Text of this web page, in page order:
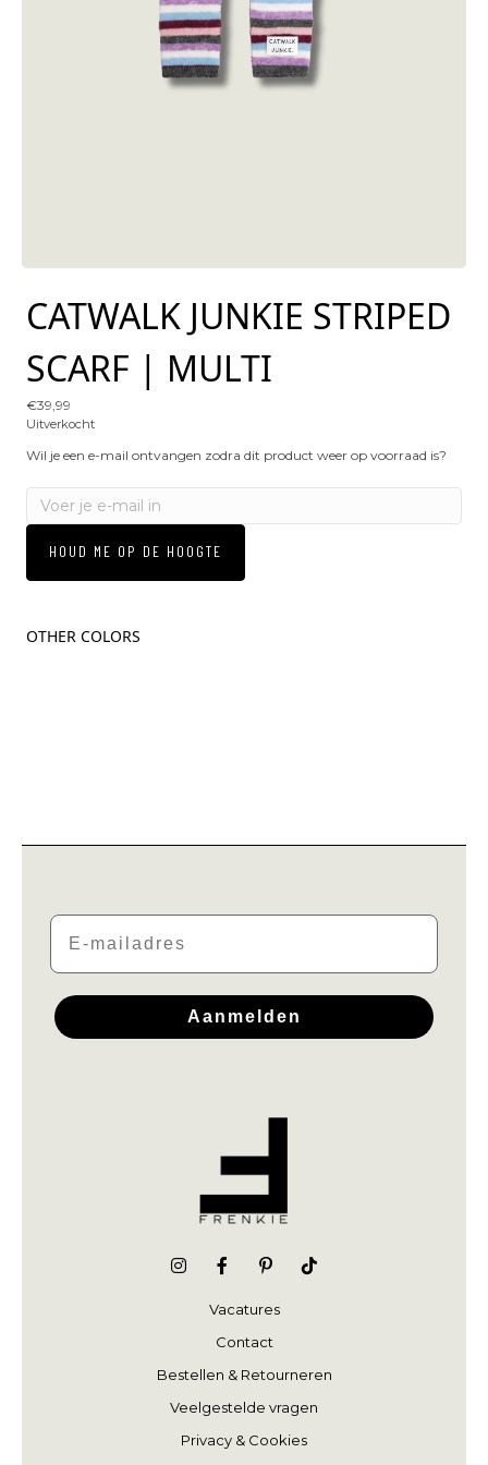
CATWALK JUNKIE STRIPED
SCARF | MULTI
€39,99
Uitverkocht
Wil je een e-mail ontvangen zodra dit product weer op voorraad is?
HOUD ME OP DE HOOGTE
OTHER COLORS
Email
Aanmelden
Vacatures
Contact
Bestellen & Retourneren
Veelgestelde vragen
Privacy & Cookies